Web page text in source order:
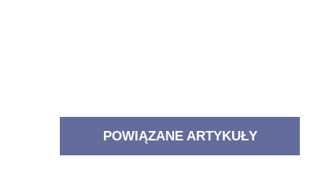
POWIĄZANE ARTYKUŁY